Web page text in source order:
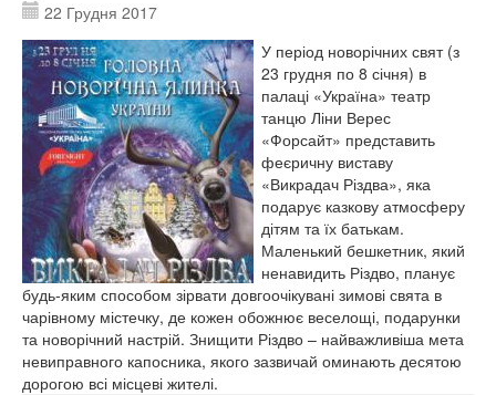
22 Грудня 2017
У період новорічних свят (з
23 грудня по 8 січня) в
палаці «Україна» театр
танцю Ліни Верес
«Форсайт» представить
феєричну виставу
«Викрадач Різдва», яка
подарує казкову атмосферу
дітям та їх батькам.
Маленький бешкетник, який
ненавидить Різдво, планує
будь-яким способом зірвати довгоочікувані зимові свята в
чарівному містечку, де кожен обожнює веселощі, подарунки
та новорічний настрій. Знищити Різдво – найважливіша мета
невиправного капосника, якого зазвичай оминають десятою
дорогою всі місцеві жителі.